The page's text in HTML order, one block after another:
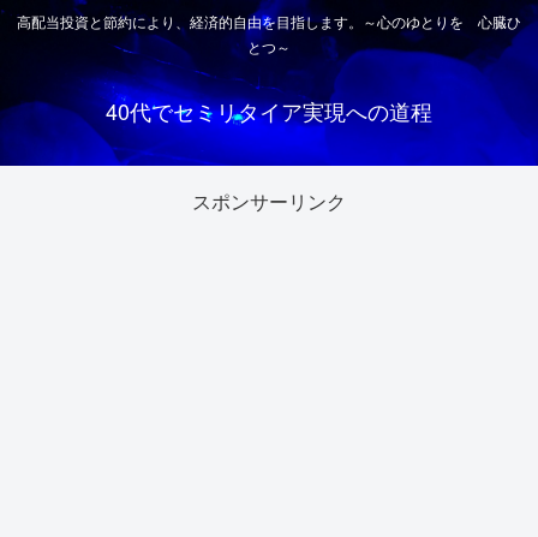
高配当投資と節約により、経済的自由を目指します。～心のゆとりを 心臓ひ
とつ～
40代でセミリタイア実現への道程
スポンサーリンク